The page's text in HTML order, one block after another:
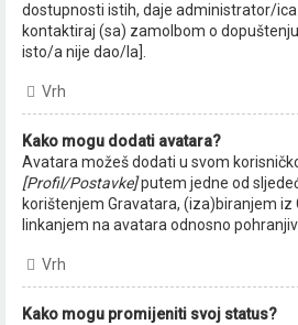
dostupnosti istih, daje administrator/
kontaktiraj (sa) zamolbom o
isto/a nije dao/la].
Vrh
Kako mogu dodati avatara?
Avatara možeš dodati u svom
[Profil/Postavke]putem jedne od
korištenjem Gravatara, (iza)biranjem iz
linkanjem na avatara odnosno
Vrh
Kako mogu promijeniti svoj status?